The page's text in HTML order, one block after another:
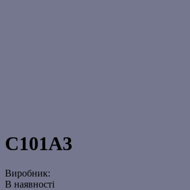
С101A3
Виробник:
В наявності